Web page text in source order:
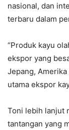
nasional, dan
terbaru dalam
“Produk kayu
ekspor yang
Jepang,
utama ekspor
Toni lebih lanjut
tantangan yang